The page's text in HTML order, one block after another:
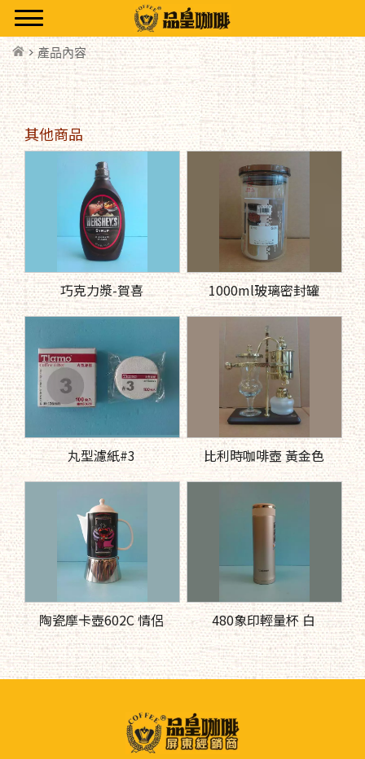
> 產品內容
其他商品
巧克力漿-賀喜 1000ml玻璃密封罐
丸型濾紙#3 比利時咖啡壺 黃金色
陶瓷摩卡壺602C 情侶 480象印輕量杯 白